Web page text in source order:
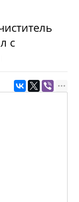
с